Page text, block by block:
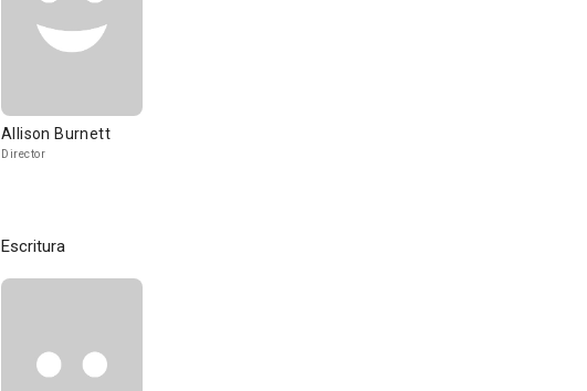
Allison Burnett
Director
Escritura